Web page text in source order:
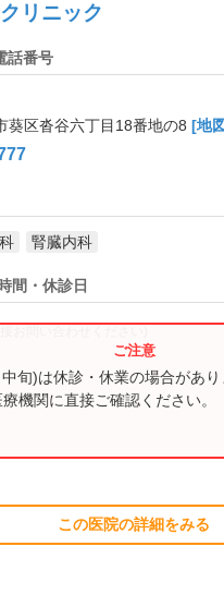
リニック
話番号
葵区沓谷六丁目18番地の8 [地
腎臓内科
間・休診日
お問い合わせください)
旬)は休診・休業の場合があ
機関に直接ご確認ください。
この医院の詳細をみる